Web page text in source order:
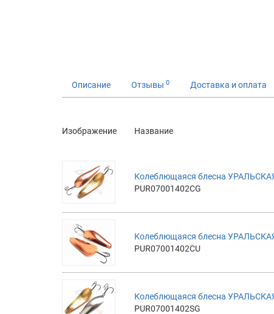
Описание Отзывы 0 Доставка и оплата
Изображение Название
Колеблющаяся блесна
PUR07001402CG
Колеблющаяся блесна
PUR07001402CU
Колеблющаяся блесна
PUR07001402SG